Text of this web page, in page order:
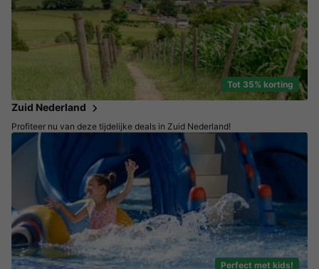
Tot 35% korting
Zuid Nederland
Profiteer nu van deze tijdelijke deals in Zuid Nederland!
Perfect met kids!